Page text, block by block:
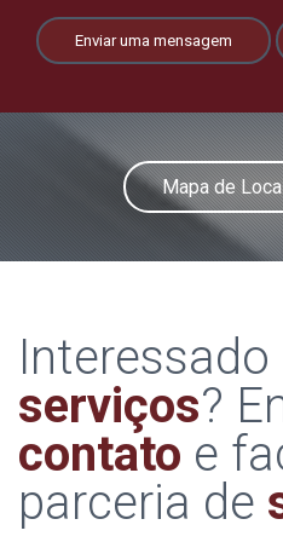
Enviar uma mensagem
Mapa de
serviços?
contato e
parceria de